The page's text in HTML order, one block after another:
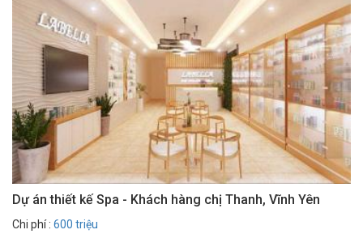
Dự án thiết kế Spa - Khách hàng chị Thanh, Vĩnh Yên
Chi phí : 600 triệu